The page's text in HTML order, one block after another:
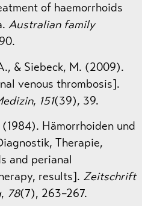
of haemorrhoids
Australian family
& Siebeck, M. (2009).
venous thrombosis].
, 151(39), 39.
Hämorrhoiden und
Therapie,
and perianal
results]. Zeitschrift
, 78(7), 263–267.